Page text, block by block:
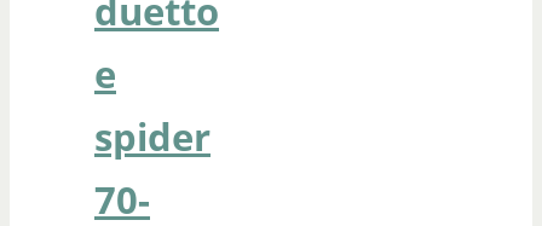
duetto
e
spider
70-